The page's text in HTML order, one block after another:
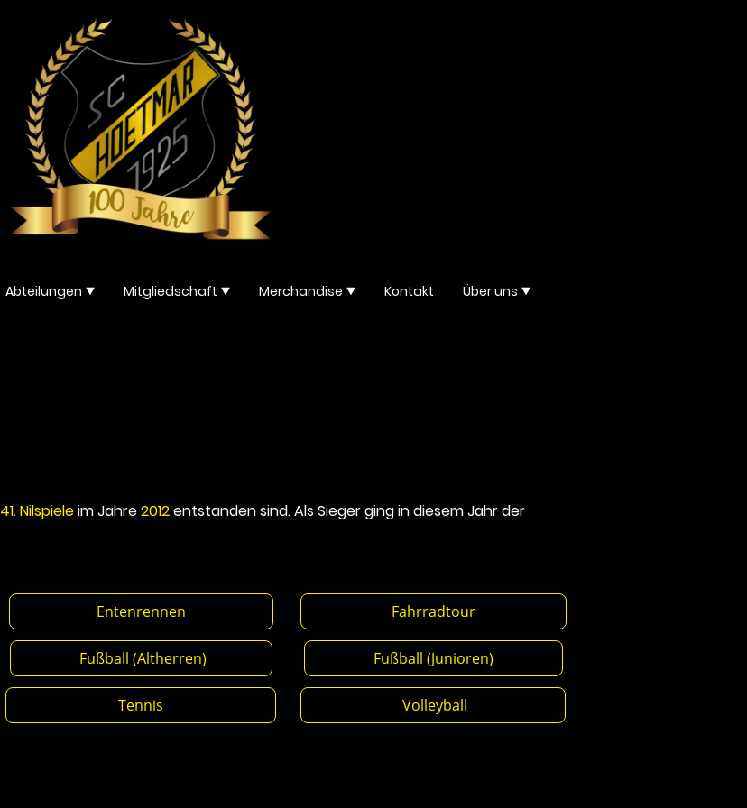
Abteilungen Mitgliedschaft Merchandise Kontakt Über uns
41. Nilspieleim Jahre2012entstanden sind. Als Sieger ging in diesem Jahr der
Entenrennen Fahrradtour
Fußball (Altherren) Fußball (Junioren)
Tennis Volleyball